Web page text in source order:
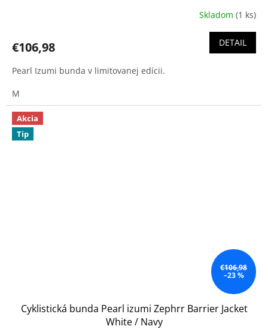
je
z
hviezdičiek.
Skladom(1 ks)
€106,98 DETAIL
Pearl Izumi bunda v limitovanej edícii.
M
Akcia
Tip
€106,98
–23 %
Cyklistická bunda Pearl izumi Zephrr Barrier Jacket
White / Navy